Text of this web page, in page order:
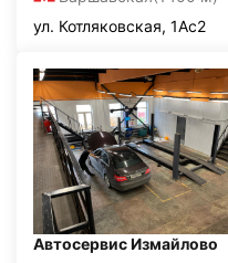
ул. Котляковская, 1Ас2
Автосервис Измайлово